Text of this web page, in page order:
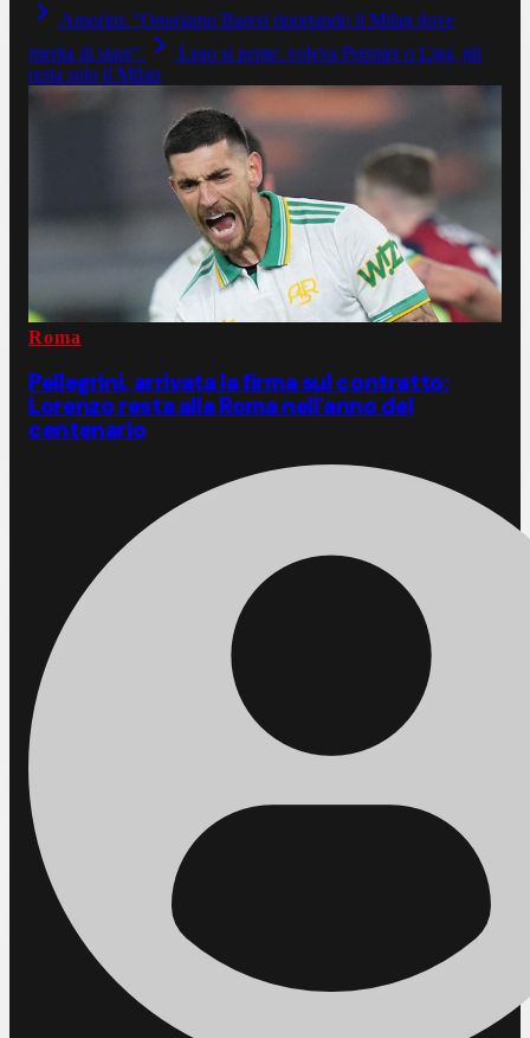
Amorim: "Onoriamo Baresi riportando il Milan dove
merita di stare".
Leao si pente: voleva Premier o Liga, gli
resta solo il Milan
Roma
Pellegrini, arrivata la firma sul contratto:
Lorenzo resta alla Roma nell'anno del
centenario